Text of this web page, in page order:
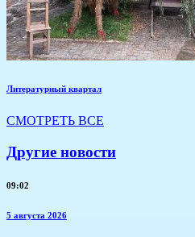
Литературный квартал
СМОТРЕТЬ ВСЕ
Другие новости
09:02
5 августа 2026